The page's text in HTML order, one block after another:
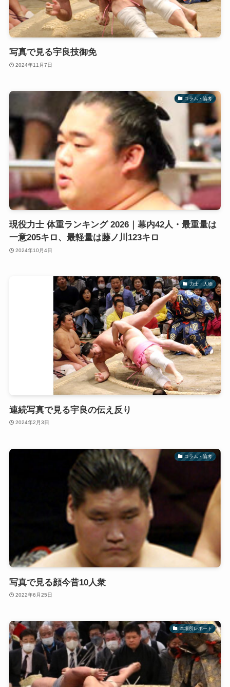
写真で見る宇良技御免
2024年11月7日
コラム・論考
現役力士 体重ランキング 2026｜幕内42人・最重量は
一意205キロ、最軽量は藤ノ川123キロ
2024年10月4日
力士・人物
連続写真で見る宇良の伝え反り
2024年2月3日
コラム・論考
写真で見る顔今昔10人衆
2022年6月25日
本場所レポート